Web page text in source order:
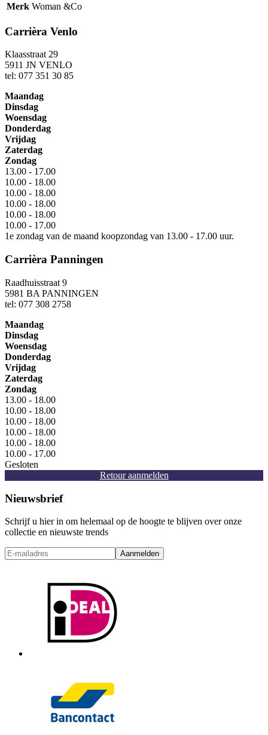
Merk Woman &Co
Carrièra Venlo
Klaasstraat 29
5911 JN VENLO
tel: 077 351 30 85
Maandag
Dinsdag
Woensdag
Donderdag
Vrijdag
Zaterdag
Zondag
13.00 - 17.00
10.00 - 18.00
10.00 - 18.00
10.00 - 18.00
10.00 - 18.00
10.00 - 17.00
1e zondag van de maand koopzondag van 13.00 - 17.00 uur.
Carrièra Panningen
Raadhuisstraat 9
5981 BA PANNINGEN
tel: 077 308 2758
Maandag
Dinsdag
Woensdag
Donderdag
Vrijdag
Zaterdag
Zondag
13.00 - 18.00
10.00 - 18.00
10.00 - 18.00
10.00 - 18.00
10.00 - 18.00
10.00 - 17.00
Gesloten
Retour aanmelden
Nieuwsbrief
Schrijf u hier in om helemaal op de hoogte te blijven over onze
collectie en nieuwste trends
Aanmelden